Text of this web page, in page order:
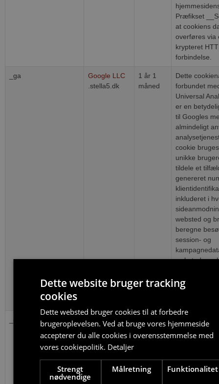
Præfikset
at cookiens
overføres via
krypteret
forbindelse.
_ga
Google LLC
.stella5.dk
1 år 1
måned
Dette
forbundet
Universal
er en
til Googles
almindeligt
cookie
unikke
tildele et
genereret
inkluderet i
websted og
beregne
session- og
indstillet til at
2 år, selvom
Google LLC
måneder
4 uger
Denne
oplysninger
reklame,
Dette website bruger tracking
cookies
Dette websted bruger cookies til at forbedre
brugeroplevelsen. Ved at bruge vores hjemmeside
accepterer du alle cookies i overensstemmelse med
vores cookiepolitik. Detaljer
Strengt
nødvendige
Målretning Funktionalitet